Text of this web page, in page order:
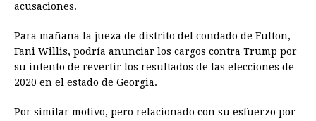
acusaciones.
Para mañana la jueza de distrito del condado de Fulton,
Fani Willis, podría anunciar los cargos contra Trump por
su intento de revertir los resultados de las elecciones de
2020 en el estado de Georgia.
Por similar motivo, pero relacionado con su esfuerzo por